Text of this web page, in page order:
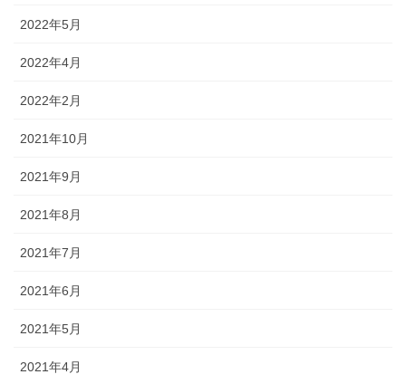
2022年5月
2022年4月
2022年2月
2021年10月
2021年9月
2021年8月
2021年7月
2021年6月
2021年5月
2021年4月